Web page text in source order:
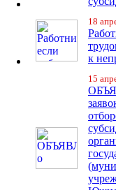
18
к
15